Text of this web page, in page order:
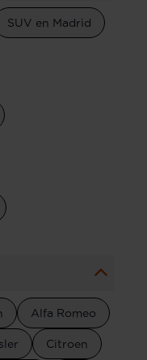
SUV en Madrid
Alfa Romeo
Citroen